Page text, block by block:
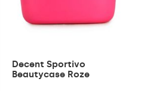
Decent Sportivo
Beautycase Roze